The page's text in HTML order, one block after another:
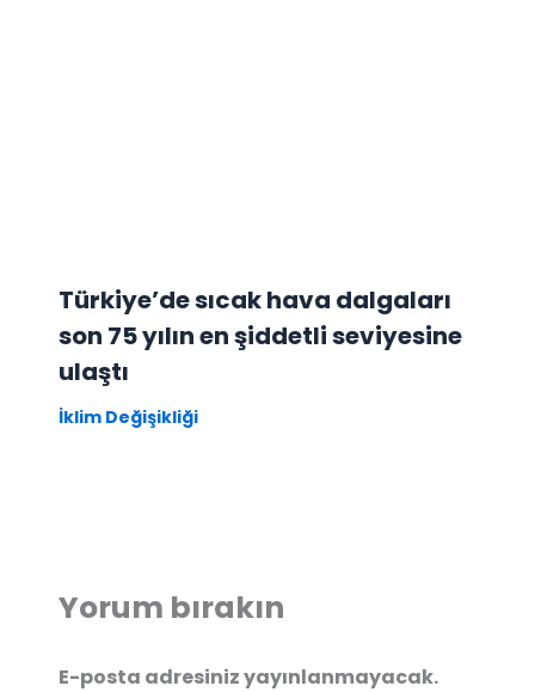
Türkiye’de sıcak hava dalgaları
son 75 yılın en şiddetli seviyesine
ulaştı
İklim Değişikliği
Yorum bırakın
E-posta adresiniz yayınlanmayacak.